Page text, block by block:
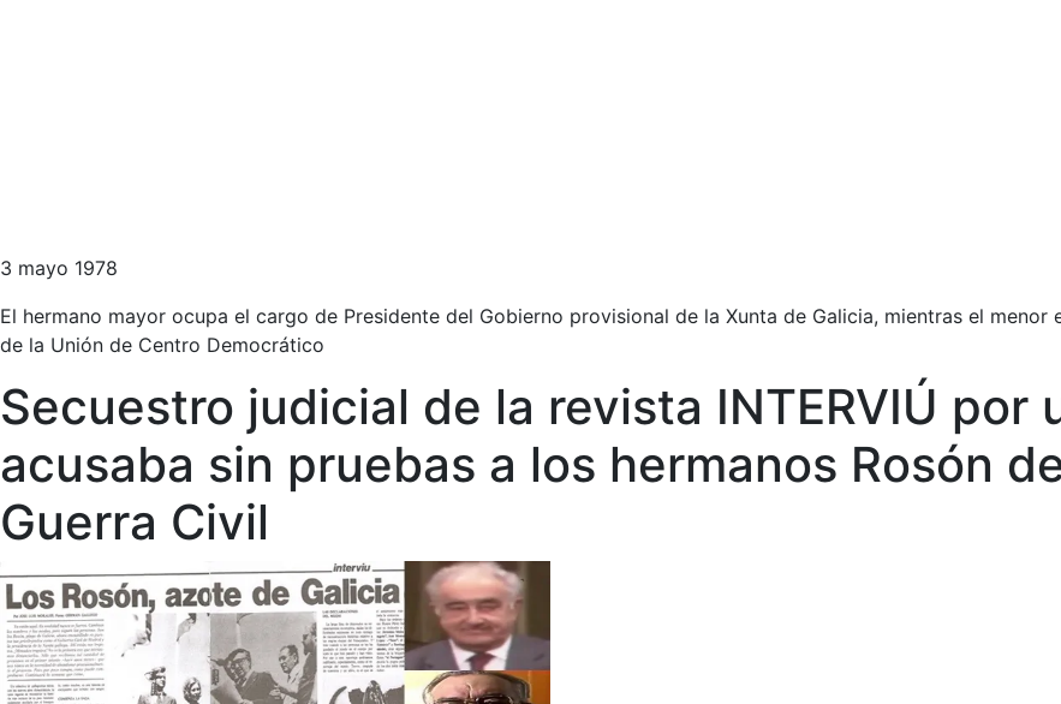
3 mayo 1978
El hermano mayor ocupa el cargo de Presidente del Gobierno provisional de la Xunta de Galicia, mientras el
de la Unión de Centro Democrático
Secuestro judicial de la revista INTERVIÚ por
acusaba sin pruebas a los hermanos Rosón
Guerra Civil